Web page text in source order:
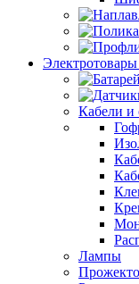
Кабели и
Лампы